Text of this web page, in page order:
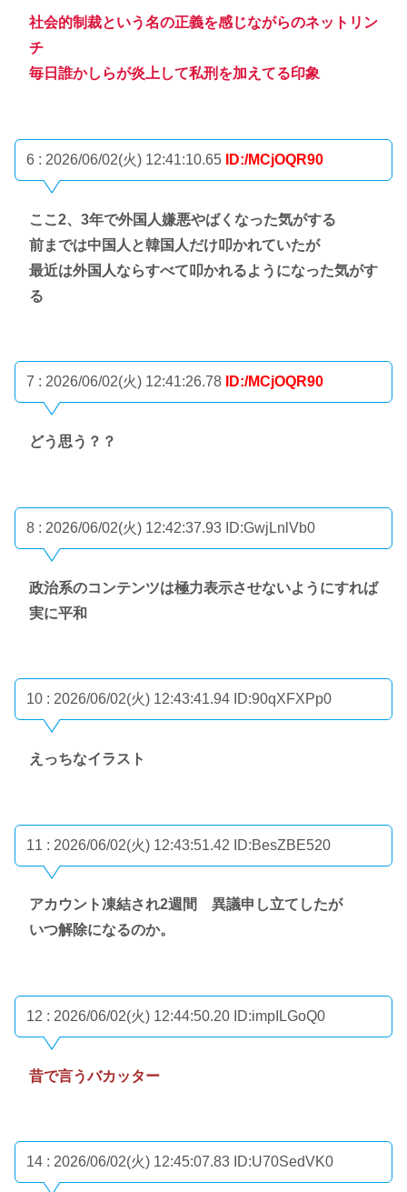
社会的制裁という名の正義を感じながらのネットリン
チ
毎日誰かしらが炎上して私刑を加えてる印象
6 : 2026/06/02(火) 12:41:10.65 ID:/MCjOQR90
ここ2、3年で外国人嫌悪やばくなった気がする
前までは中国人と韓国人だけ叩かれていたが
最近は外国人ならすべて叩かれるようになった気がす
る
7 : 2026/06/02(火) 12:41:26.78 ID:/MCjOQR90
どう思う？？
8 : 2026/06/02(火) 12:42:37.93 ID:GwjLnlVb0
政治系のコンテンツは極力表示させないようにすれば
実に平和
10 : 2026/06/02(火) 12:43:41.94 ID:90qXFXPp0
えっちなイラスト
11 : 2026/06/02(火) 12:43:51.42 ID:BesZBE520
アカウント凍結され2週間 異議申し立てしたが
いつ解除になるのか。
12 : 2026/06/02(火) 12:44:50.20 ID:impILGoQ0
昔で言うバカッター
14 : 2026/06/02(火) 12:45:07.83 ID:U70SedVK0